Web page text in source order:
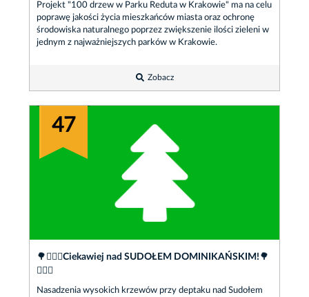
Projekt "100 drzew w Parku Reduta w Krakowie" ma na celu
poprawę jakości życia mieszkańców miasta oraz ochronę
środowiska naturalnego poprzez zwiększenie ilości zieleni w
jednym z najważniejszych parków w Krakowie.
Zobacz
47
🌳🚶🏾‍♂️Ciekawiej nad SUDOŁEM DOMINIKAŃSKIM!🌳
🚶🏾‍♂️
Nasadzenia wysokich krzewów przy deptaku nad Sudołem